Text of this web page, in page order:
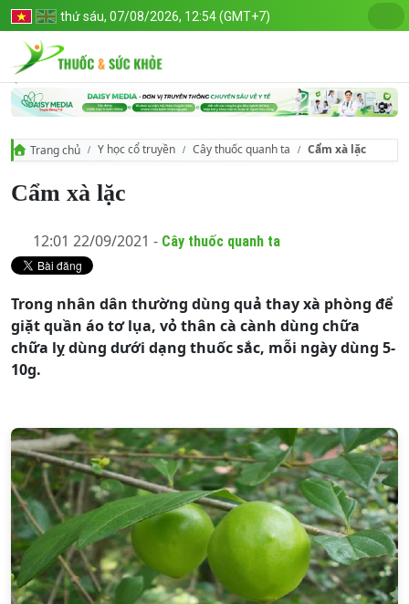
thứ sáu, 07/08/2026, 12:54 (GMT+7)
Trang chủ Y học cổ truyền Cây thuốc quanh ta Cẩm xà lặc
Cẩm xà lặc
12:01 22/09/2021 - Cây thuốc quanh ta
Trong nhân dân thường dùng quả thay xà phòng để
giặt quần áo tơ lụa, vỏ thân cà cành dùng chữa
chữa lỵ dùng dưới dạng thuốc sắc, mỗi ngày dùng 5-
10g.